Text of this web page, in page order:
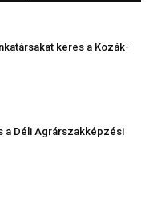
keres a Kozák-
a Déli Agrárszakképzési